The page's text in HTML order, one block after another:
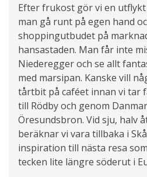
Efter frukost gör vi en
man gå runt på egen hand
shoppingutbudet på
hansastaden. Man får inte
Niederegger och se allt
med marsipan. Kanske vill
tårtbit på caféet innan vi tar
till Rödby och genom
Öresundsbron. Vid sju, halv
beräknar vi vara tillbaka i
inspiration till nästa resa
tecken lite längre söderut i